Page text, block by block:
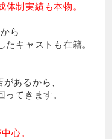
制実績も本物。
ら
キャストも在籍。
あるから、
てきます。
心。